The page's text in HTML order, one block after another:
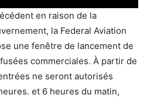
en raison de la
la Federal Aviation
une fenêtre de lancement de
commerciales. À partir de
ne seront autorisés
et 6 heures du matin,